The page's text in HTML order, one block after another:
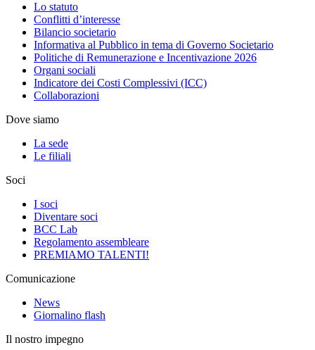
Lo statuto
Conflitti d’interesse
Bilancio societario
Informativa al Pubblico in tema di Governo Societario
Politiche di Remunerazione e Incentivazione 2026
Organi sociali
Indicatore dei Costi Complessivi (ICC)
Collaborazioni
Dove siamo
La sede
Le filiali
Soci
I soci
Diventare soci
BCC Lab
Regolamento assembleare
PREMIAMO TALENTI!
Comunicazione
News
Giornalino flash
Il nostro impegno